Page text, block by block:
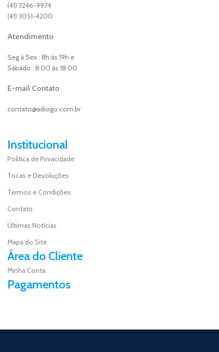
(41) 3246-9974
(41) 3051-4200
Atendimento
Seg à Sex : 8h às 19h e
Sábado : 8:00 ás 18:00
E-mail Contato
contato@adiogo.com.br
Institucional
Política de Privacidade
Tocas e Devoluções
Termos e Condições
Contato
Últimas Notícias
Mapa do Site
Área do Cliente
Minha Conta
Pagamentos